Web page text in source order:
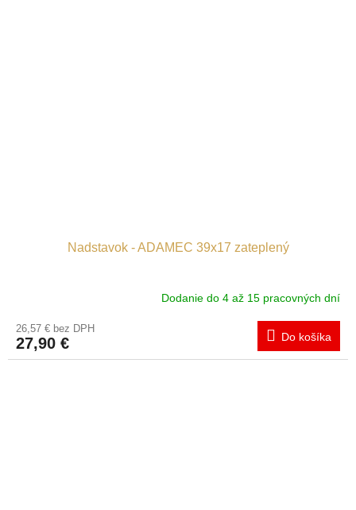
Nadstavok - ADAMEC 39x17 zateplený
Dodanie do 4 až 15 pracovných dní
26,57 € bez DPH
27,90 € Do košíka